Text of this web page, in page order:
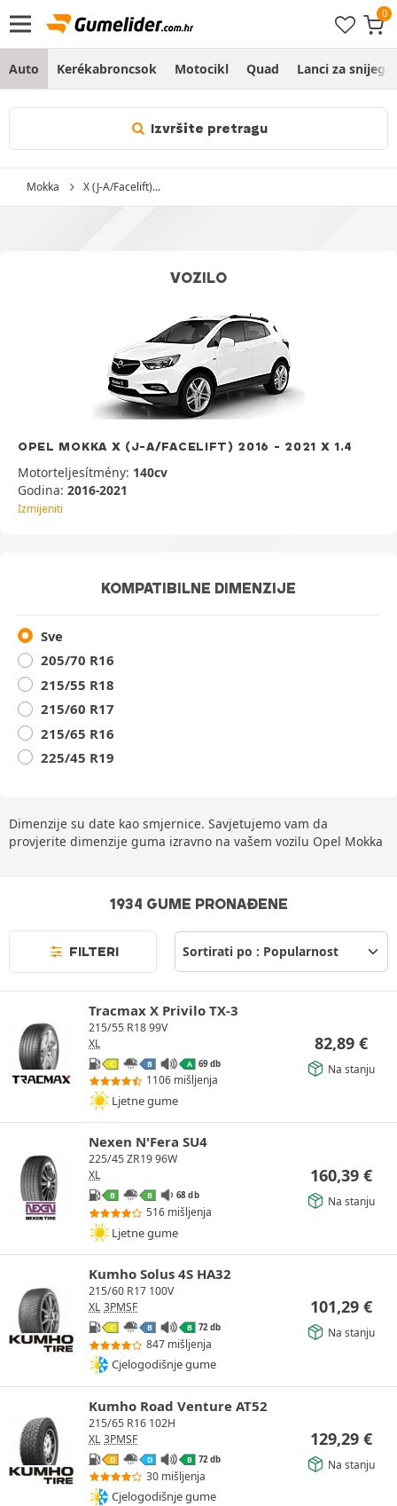
Auto Kerékabroncsok Motocikl Quad Lanci za snijeg
Izvršite pretragu
Mokka X (J-A/Facelift)...
VOZILO
OPEL MOKKA X (J-A/FACELIFT) 2016 - 2021 X 1.4
Motorteljesítmény: 140cv
Godina: 2016-2021
Izmijeniti
KOMPATIBILNE DIMENZIJE
Sve
205/70 R16
215/55 R18
215/60 R17
215/65 R16
225/45 R19
Dimenzije su date kao smjernice. Savjetujemo vam da
provjerite dimenzije guma izravno na vašem vozilu Opel Mokka
1934 GUME PRONAĐENE
FILTERI
Tracmax X Privilo TX-3
215/55 R18 99V
XL
C B A 69 db
1106 mišljenja
Ljetne gume
82,89 €
Na stanju
Nexen N'Fera SU4
225/45 ZR19 96W
XL
B B 68 db
516 mišljenja
Ljetne gume
160,39 €
Na stanju
Kumho Solus 4S HA32
215/60 R17 100V
XL 3PMSF
C B B 72 db
847 mišljenja
Cjelogodišnje gume
101,29 €
Na stanju
Kumho Road Venture AT52
215/65 R16 102H
XL 3PMSF
D D B 72 db
30 mišljenja
Cjelogodišnje gume
129,29 €
Na stanju